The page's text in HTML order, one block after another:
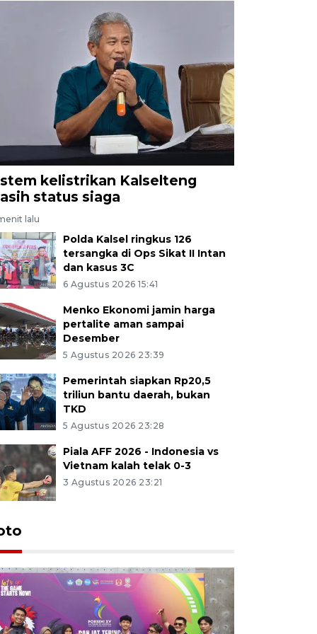
kelistrikan Kalselteng
status siaga
lalu
Polda Kalsel ringkus 126
tersangka di Ops Sikat II Intan
dan kasus 3C
6 Agustus 2026 15:41
Menko Ekonomi jamin harga
pertalite aman sampai
Desember
5 Agustus 2026 23:39
Pemerintah siapkan Rp20,5
triliun bantu daerah, bukan
TKD
5 Agustus 2026 23:28
Piala AFF 2026 - Indonesia vs
Vietnam kalah telak 0-3
3 Agustus 2026 23:21